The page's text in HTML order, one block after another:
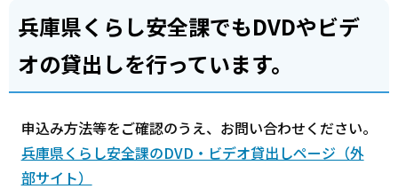
兵庫県くらし安全課でもDVDやビデ
オの貸出しを行っています。
申込み方法等をご確認のうえ、お問い合わせください。
兵庫県くらし安全課のDVD・ビデオ貸出しページ（外
部サイト）